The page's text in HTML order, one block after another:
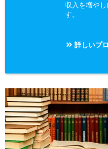
収入を増や
す。
詳しいプ